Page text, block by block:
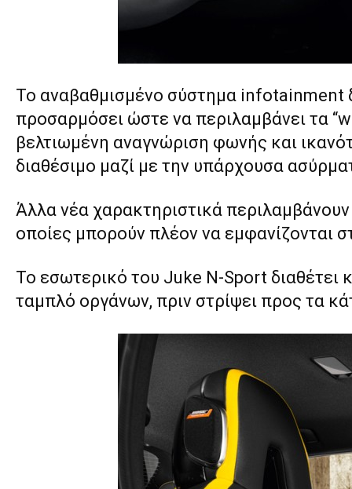
Το αναβαθμισμένο σύστημα infotainment
προσαρμόσει ώστε να περιλαμβάνει τα
βελτιωμένη αναγνώριση φωνής και
διαθέσιμο μαζί με την υπάρχουσα
Άλλα νέα χαρακτηριστικά
οποίες μπορούν πλέον να εμφανίζονται
Το εσωτερικό του Juke N-Sport διαθέτει
ταμπλό οργάνων, πριν στρίψει προς τα